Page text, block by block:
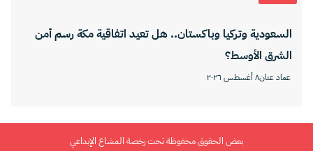
السعودية وتركيا وباكستان.. هل تعيد اتفاقية مكة رسم أمن
الشرق الأوسط؟
عماد عنان٨ أغسطس ٢٠٢٦
بعض الحقوق محفوظة تحت رخصة المشاع الإبداعي